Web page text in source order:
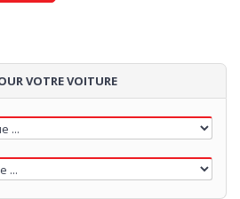
VOTRE VOITURE